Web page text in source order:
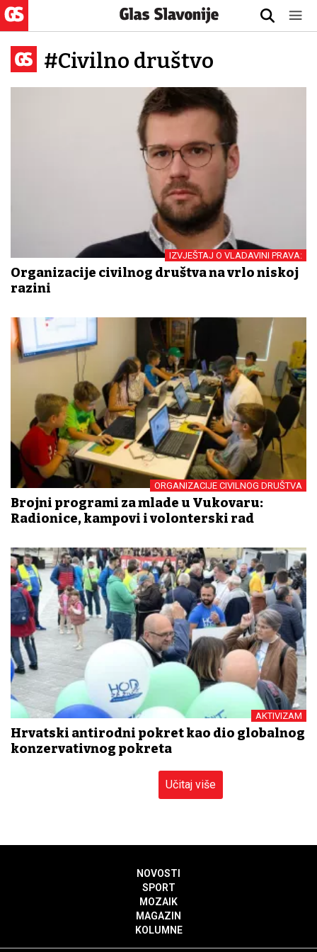
#Civilno društvo
IZVJEŠTAJ O VLADAVINI PRAVA:
Organizacije civilnog društva na vrlo niskoj
razini
ORGANIZACIJE CIVILNOG DRUŠTVA
Brojni programi za mlade u Vukovaru:
Radionice, kampovi i volonterski rad
AKTIVIZAM
Hrvatski antirodni pokret kao dio globalnog
konzervativnog pokreta
Učitaj više
NOVOSTI
SPORT
MOZAIK
MAGAZIN
KOLUMNE